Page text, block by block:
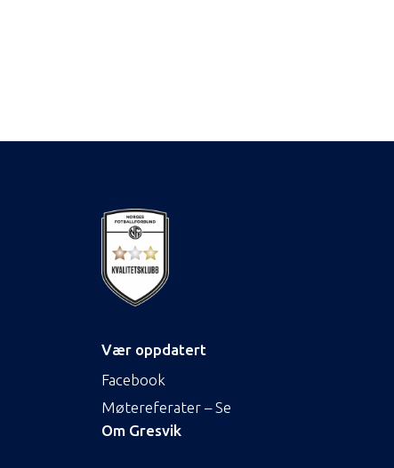
Vær oppdatert
Facebook
Møtereferater – Se
Om Gresvik